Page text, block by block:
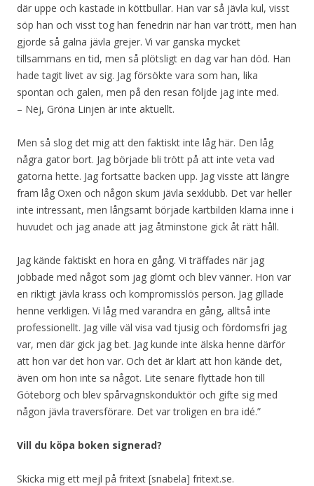
där uppe och kastade in köttbullar. Han var så jävla kul, visst
söp han och visst tog han fenedrin när han var trött, men han
gjorde så galna jävla grejer. Vi var ganska mycket
tillsammans en tid, men så plötsligt en dag var han död. Han
hade tagit livet av sig. Jag försökte vara som han, lika
spontan och galen, men på den resan följde jag inte med.
– Nej, Gröna Linjen är inte aktuellt.
Men så slog det mig att den faktiskt inte låg här. Den låg
några gator bort. Jag började bli trött på att inte veta vad
gatorna hette. Jag fortsatte backen upp. Jag visste att längre
fram låg Oxen och någon skum jävla sexklubb. Det var heller
inte intressant, men långsamt började kartbilden klarna inne i
huvudet och jag anade att jag åtminstone gick åt rätt håll.
Jag kände faktiskt en hora en gång. Vi träffades när jag
jobbade med något som jag glömt och blev vänner. Hon var
en riktigt jävla krass och kompromisslös person. Jag gillade
henne verkligen. Vi låg med varandra en gång, alltså inte
professionellt. Jag ville väl visa vad tjusig och fördomsfri jag
var, men där gick jag bet. Jag kunde inte älska henne därför
att hon var det hon var. Och det är klart att hon kände det,
även om hon inte sa något. Lite senare flyttade hon till
Göteborg och blev spårvagnskonduktör och gifte sig med
någon jävla traversförare. Det var troligen en bra idé.”
Vill du köpa boken signerad?
Skicka mig ett mejl på fritext [snabela] fritext.se.